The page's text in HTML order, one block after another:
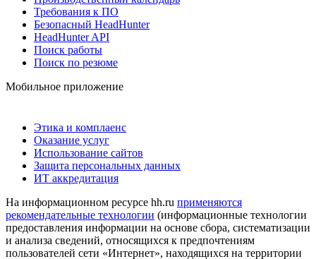
Требования к ПО
Безопасный HeadHunter
HeadHunter API
Поиск работы
Поиск по резюме
Мобильное приложение
Этика и комплаенс
Оказание услуг
Использование сайтов
Защита персональных данных
ИТ аккредитация
На информационном ресурсе hh.ru применяются
рекомендательные технологии (информационные технологии
предоставления информации на основе сбора, систематизации
и анализа сведений, относящихся к предпочтениям
пользователей сети «Интернет», находящихся на территории